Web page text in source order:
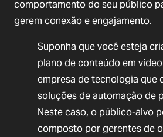
comportamento do seu público
gerem conexão e engajamento.
Suponha que você esteja
plano de conteúdo em
empresa de tecnologia que
soluções de automação de
Neste caso, o público-alvo
composto por gerentes de